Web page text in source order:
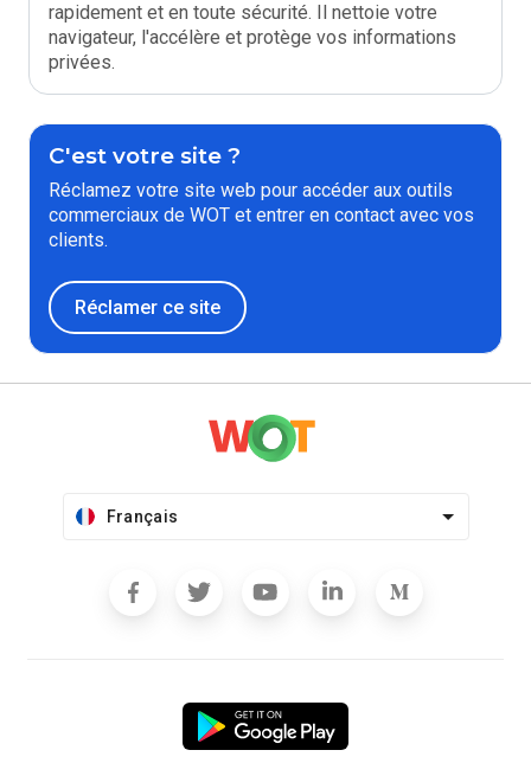
rapidement et en toute sécurité. Il nettoie votre
navigateur, l'accélère et protège vos informations
privées.
C'est votre site ?
Réclamez votre site web pour accéder aux outils
commerciaux de WOT et entrer en contact avec vos
clients.
Réclamer ce site
Français